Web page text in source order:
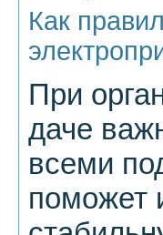
Как
При
даче
всеми
поможет